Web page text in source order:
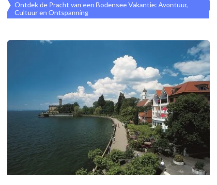
Ontdek de Pracht van een Bodensee Vakantie: Avontuur,
Cultuur en Ontspanning